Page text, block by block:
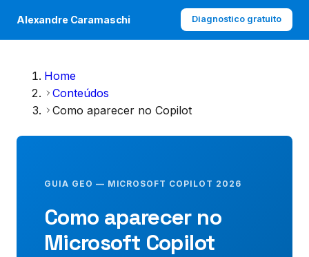
Alexandre Caramaschi Diagnostico gratuito
Home
Conteúdos
Como aparecer no Copilot
GUIA GEO — MICROSOFT COPILOT 2026
Como aparecer no
Microsoft Copilot